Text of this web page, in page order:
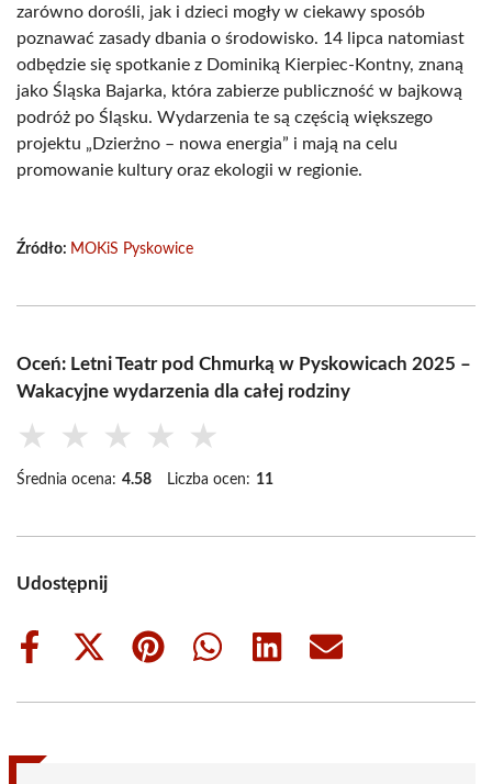
zarówno dorośli, jak i dzieci mogły w ciekawy sposób
poznawać zasady dbania o środowisko. 14 lipca natomiast
odbędzie się spotkanie z Dominiką Kierpiec-Kontny, znaną
jako Śląska Bajarka, która zabierze publiczność w bajkową
podróż po Śląsku. Wydarzenia te są częścią większego
projektu „Dzierżno – nowa energia” i mają na celu
promowanie kultury oraz ekologii w regionie.
Źródło: MOKiS Pyskowice
Oceń: Letni Teatr pod Chmurką w Pyskowicach 2025 –
Wakacyjne wydarzenia dla całej rodziny
★ ★ ★ ★ ★
Średnia ocena: 4.58 Liczba ocen: 11
Udostępnij
Share
Share
(Twitter)
Share
Share
Share
Share